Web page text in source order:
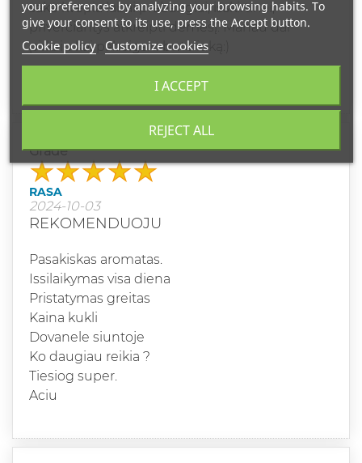
sakė kvepia labai prabangiai, išskirtinai,
priverčiantys atkreipti dėmesį. Manau dar
pirksiu kai pabaigsiu buteliuką:)
1 out of 1 people found this review useful.
Grade
RASA
2024-10-03
REKOMENDUOJU
Pasakiskas aromatas.
Issilaikymas visa diena
Pristatymas greitas
Kaina kukli
Dovanele siuntoje
Ko daugiau reikia ?
Tiesiog super.
Aciu
your preferences by analyzing your browsing habits. To
give your consent to its use, press the Accept button.
Cookie policy Customize cookies
REJECT ALL
I ACCEPT